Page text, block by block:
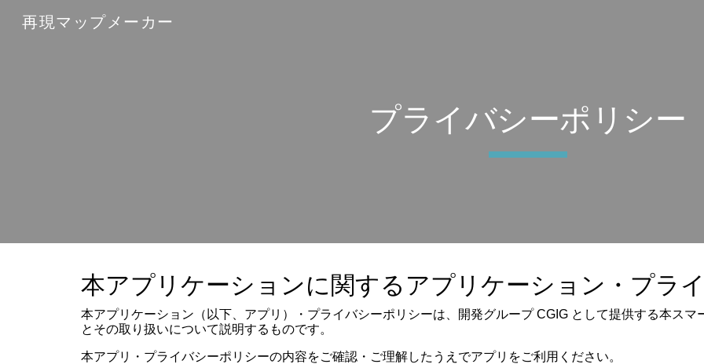
再現マップメーカー
プライバシーポリシー
本アプリケーションに関するアプリケーション・プラ
本アプリケーション（以下、アプリ）・プライバシーポリシーは、開発グループ CGIG として提供する本ス
とその取り扱いについて説明するものです。
本アプリ・プライバシーポリシーの内容をご確認・ご理解したうえでアプリをご利用ください。